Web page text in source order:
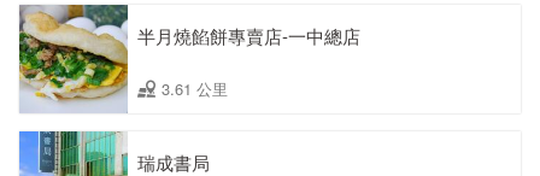
半月燒餡餅專賣店-一中總店
3.61 公里
瑞成書局